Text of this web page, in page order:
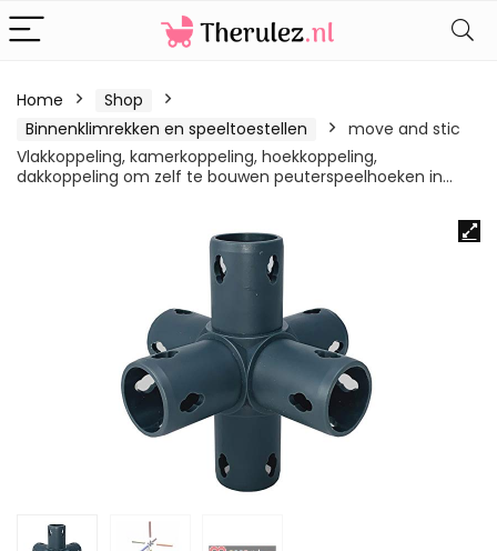
Home
Shop
Binnenklimrekken en speeltoestellen
move and stic
Vlakkoppeling, kamerkoppeling, hoekkoppeling,
dakkoppeling om zelf te bouwen peuterspeelhoeken in…